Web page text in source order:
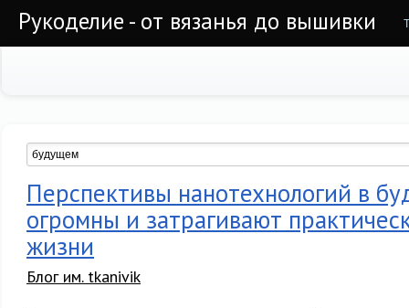
Рукоделие - от вязанья до вышивки
Перспективы нанотехнологий в
огромны и затрагивают
жизни
Блог им. tkanivik